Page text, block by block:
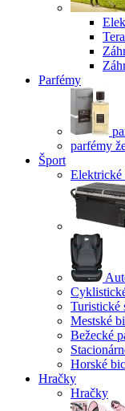
Parfémy
parfémy
Šport
Turistické
Mestské
Bežecké
Horské
Hračky
Hračky